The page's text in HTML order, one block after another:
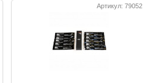
Артикул: 79052